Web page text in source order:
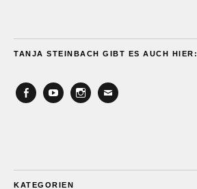
TANJA STEINBACH GIBT ES AUCH HIER:
KATEGORIEN